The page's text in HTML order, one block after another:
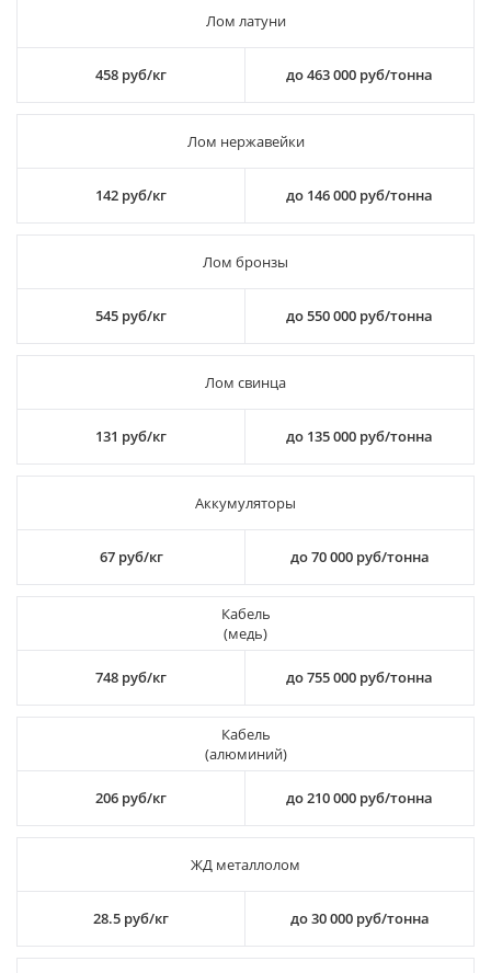
Лом латуни
458 руб/кг до 463 000 руб/тонна
Лом нержавейки
142 руб/кг до 146 000 руб/тонна
Лом бронзы
545 руб/кг до 550 000 руб/тонна
Лом свинца
131 руб/кг до 135 000 руб/тонна
Аккумуляторы
67 руб/кг до 70 000 руб/тонна
Кабель
(медь)
748 руб/кг до 755 000 руб/тонна
Кабель
(алюминий)
206 руб/кг до 210 000 руб/тонна
ЖД металлолом
28.5 руб/кг до 30 000 руб/тонна